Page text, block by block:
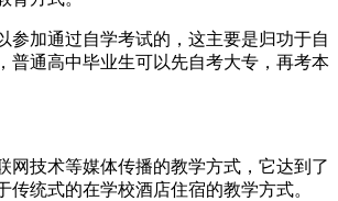
参加通过自学考试的，这主要是归功于自
普通高中毕业生可以先自考大专，再考本
网技术等媒体传播的教学方式，它达到了
传统式的在学校酒店住宿的教学方式。